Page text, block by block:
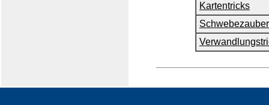
Kartentricks
Schwebezauber